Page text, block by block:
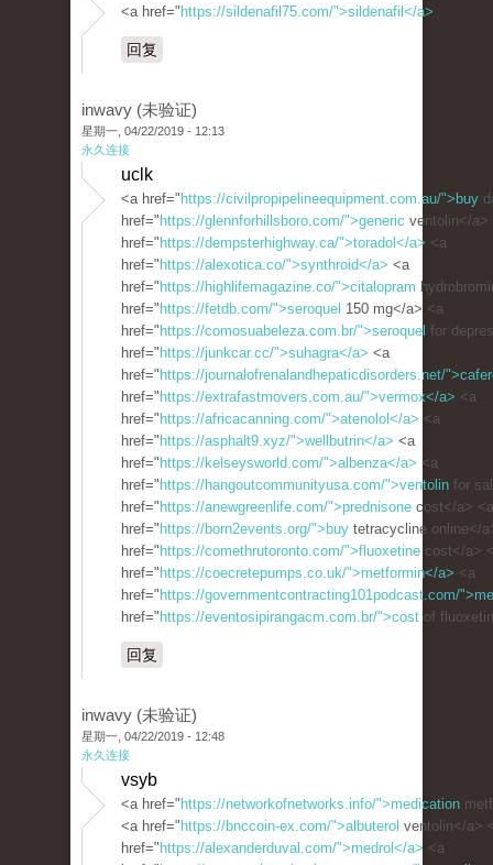
<a href=" https://sildenafil75.com/">sildenafil</a>
回复
inwavy (未验证)
星期一, 04/22/2019 - 12:13
永久连接
uclk
<a href=" https://civilpropipelineequipment.com.au/">buy
href=" https://glennforhillsboro.com/">generic ventolin</a>
href=" https://dempsterhighway.ca/">toradol</a> <a
href=" https://alexotica.co/">synthroid</a> <a
href=" https://highlifemagazine.co/">citalopram
href=" https://fetdb.com/">seroquel 150 mg</a> <a
href=" https://comosuabeleza.com.br/">seroquel for
href=" https://junkcar.cc/">suhagra</a> <a
href=" https://journalofrenalandhepaticdisorders.net/
href=" https://extrafastmovers.com.au/">vermox</a> <a
href=" https://africacanning.com/">atenolol</a> <a
href=" https://asphalt9.xyz/">wellbutrin</a> <a
href=" https://kelseysworld.com/">albenza</a> <a
href=" https://hangoutcommunityusa.com/">ventolin for
href=" https://anewgreenlife.com/">prednisone cost</a> <a
href=" https://born2events.org/">buy tetracycline online</
href=" https://comethrutoronto.com/">fluoxetine cost</a>
href=" https://coecretepumps.co.uk/">metformin</a> <a
href=" https://governmentcontracting101podcast.com/
href=" https://eventosipirangacm.com.br/">cost of
回复
inwavy (未验证)
星期一, 04/22/2019 - 12:48
永久连接
vsyb
<a href=" https://networkofnetworks.info/">medication
<a href=" https://bnccoin-ex.com/">albuterol ventolin</a>
href=" https://alexanderduval.com/">medrol</a> <a